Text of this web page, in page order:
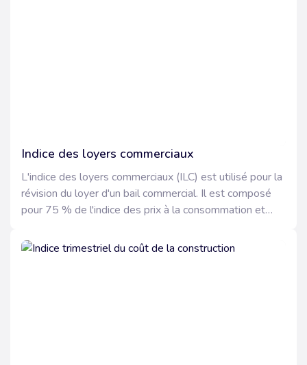
Indice des loyers commerciaux
L'indice des loyers commerciaux (ILC) est utilisé pour la
révision du loyer d'un bail commercial. Il est composé
pour 75 % de l'indice des prix à la consommation et
Attention, l'indice des loyers commerciaux concerne